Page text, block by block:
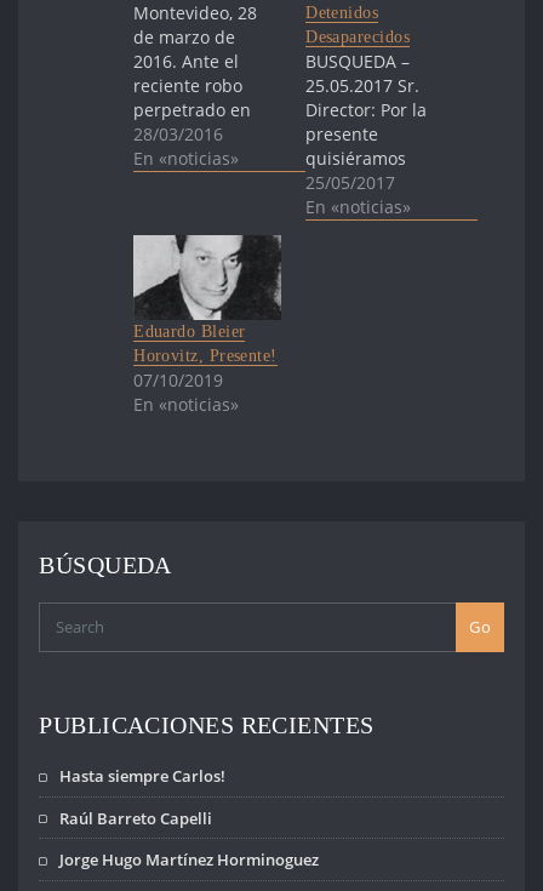
Montevideo, 28
de marzo de
2016. Ante el
reciente robo
perpetrado en
dependencias de
la Facultad de
Educación, donde
funciona el Grupo
de Investigación
en Antropología
Forense (GIAF),
Madres y
Familiares de
Uruguayos
28/03/2016
En «noticias»
Detenidos
Desaparecidos
BUSQUEDA –
25.05.2017 Sr.
Director: Por la
presente
quisiéramos
solicitarle la
publicación de la
25/05/2017
En «noticias»
Eduardo Bleier
Horovitz, Presente!
07/10/2019
En «noticias»
BÚSQUEDA
Go
PUBLICACIONES RECIENTES
Hasta siempre Carlos!
Raúl Barreto Capelli
Jorge Hugo Martínez Horminoguez